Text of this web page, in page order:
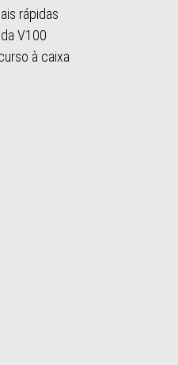
rápidas
V100
à caixa